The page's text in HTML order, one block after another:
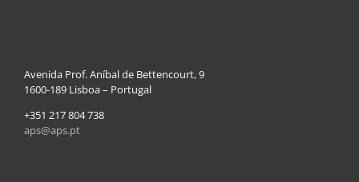
Avenida Prof. Aníbal de Bettencourt, 9
1600-189 Lisboa – Portugal
+351 217 804 738
aps@aps.pt